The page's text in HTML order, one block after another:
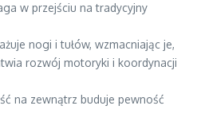
w przejściu na tradycyjny
nogi i tułów, wzmacniając je,
rozwój motoryki i koordynacji
na zewnątrz buduje pewność